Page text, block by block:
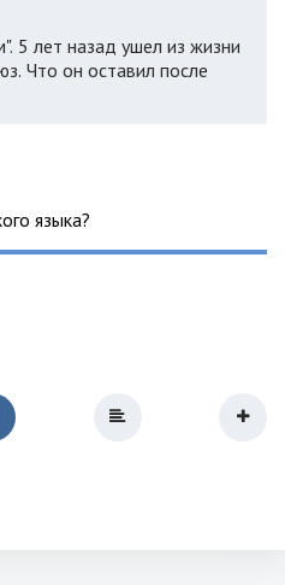
5 лет назад ушел из жизни
Что он оставил после
языка?